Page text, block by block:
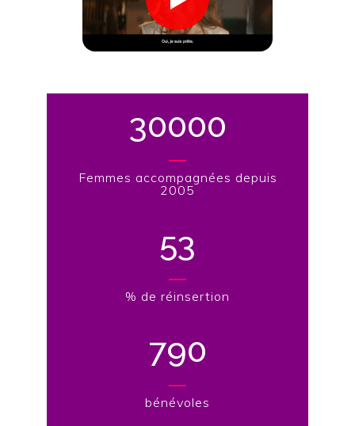
30000
Femmes accompagnées depuis
2005
53
% de réinsertion
790
bénévoles